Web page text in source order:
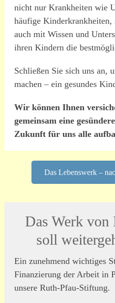
nicht nur Krankheiten wie
häufige
auch mit Wissen und
ihren Kindern die
Schließen Sie sich uns an,
machen – ein gesundes
Wir können Ihnen
gemeinsam eine
Zukunft für uns alle
Das Lebenswerk –
Das Werk von
soll
Ein zunehmend wichtiges
Finanzierung der Arbeit in
unsere Ruth-Pfau-Stiftung.